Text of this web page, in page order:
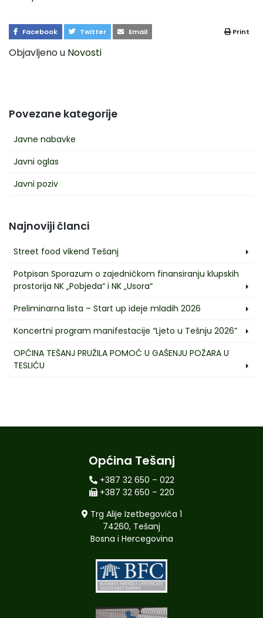
Povezane kategorije
Javne nabavke
Javni oglas
Javni poziv
Facebook Twitter Email Print
Objavljeno u Novosti
Najnoviji članci
Street food vikend Tešanj
Potpisan Sporazum o zajedničkom finansiranju klupskih
prostorija NK „Pobjeda“ i NK „Usora“
Preliminarna lista – Start up ideje mladih 2026
Koncertni program manifestacije “Ljeto u Tešnju 2026”
OPĆINA TEŠANJ PRUŽILA POMOĆ U GAŠENJU POŽARA U
TESLIĆU
Općina Tešanj
+387 32 650 – 022
+387 32 650 – 220
Trg Alije Izetbegovića 1
74260, Tešanj
Bosna i Hercegovina